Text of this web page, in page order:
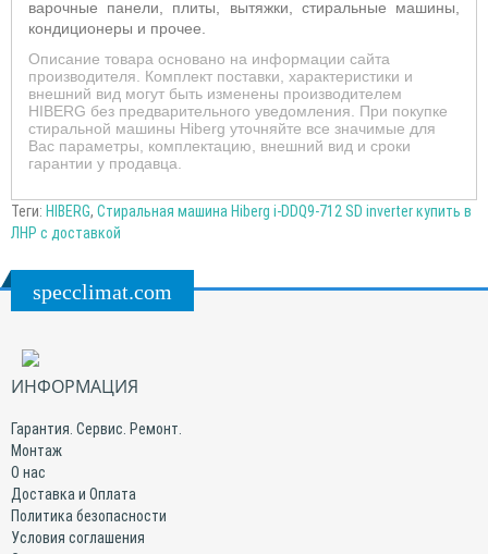
варочные панели, плиты, вытяжки, стиральные машины,
кондиционеры и прочее.
Описание товара основано на информации сайта
производителя. Комплект поставки, характеристики и
внешний вид могут быть изменены производителем
HIBERG без предварительного уведомления. При покупке
стиральной машины Hiberg уточняйте все значимые для
Вас параметры, комплектацию, внешний вид и сроки
гарантии у продавца.
Теги: HIBERG, Стиральная машина Hiberg i-DDQ9-712 SD inverter купить в
ЛНР с доставкой
specclimat.com
ИНФОРМАЦИЯ
Гарантия. Сервис. Ремонт.
Монтаж
О нас
Доставка и Оплата
Политика безопасности
Условия соглашения